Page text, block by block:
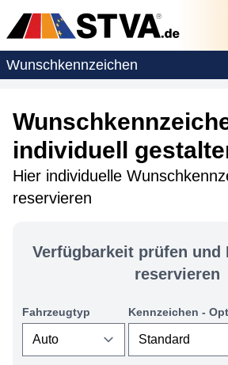
Wunschkennzeichen
individuell
Hier individuelle
reservieren
Verfügbarkeit prüfen und
reservieren
Fahrzeugtyp Kennzeichen -